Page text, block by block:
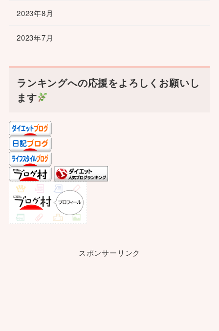
2023年8月
2023年7月
ランキングへの応援をよろしくお願いし
ます
スポンサーリンク